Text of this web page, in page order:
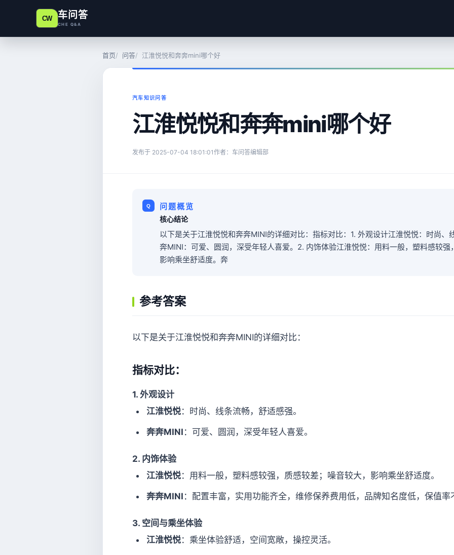
CW 车问答
CHE Q&A
首页 问答 江淮悦悦和奔奔mini哪个好
汽车知识问答
江淮悦悦和奔奔mini哪个好
发布于 2025-07-04 18:01:01作者：车问答编辑部
问题概览
核心结论
以下是关于江淮悦悦和奔奔MINI的详细对比：指标对比：1. 外观设计江淮悦悦：时尚、
奔MINI：可爱、圆润，深受年轻人喜爱。2. 内饰体验江淮悦悦：用料一般，塑料感较强
影响乘坐舒适度。奔
参考答案
以下是关于江淮悦悦和奔奔MINI的详细对比：
指标对比：
1. 外观设计
江淮悦悦：时尚、线条流畅，舒适感强。
奔奔MINI ：可爱、圆润，深受年轻人喜爱。
2. 内饰体验
江淮悦悦：用料一般，塑料感较强，质感较差；噪音较大，影响乘坐舒适度。
奔奔MINI ：配置丰富，实用功能齐全，维修保养费用低，品牌知名度低，保值率
3. 空间与乘坐体验
江淮悦悦：乘坐体验舒适，空间宽敞，操控灵活。